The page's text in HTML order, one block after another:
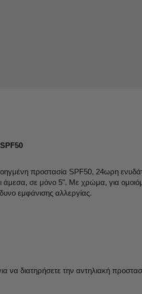
προστασία SPF50, 24ωρη
άμεσα, σε μόνο 5". Με χρώμα, για
εμφάνισης αλλεργίας.
να διατηρήσετε την αντηλιακή